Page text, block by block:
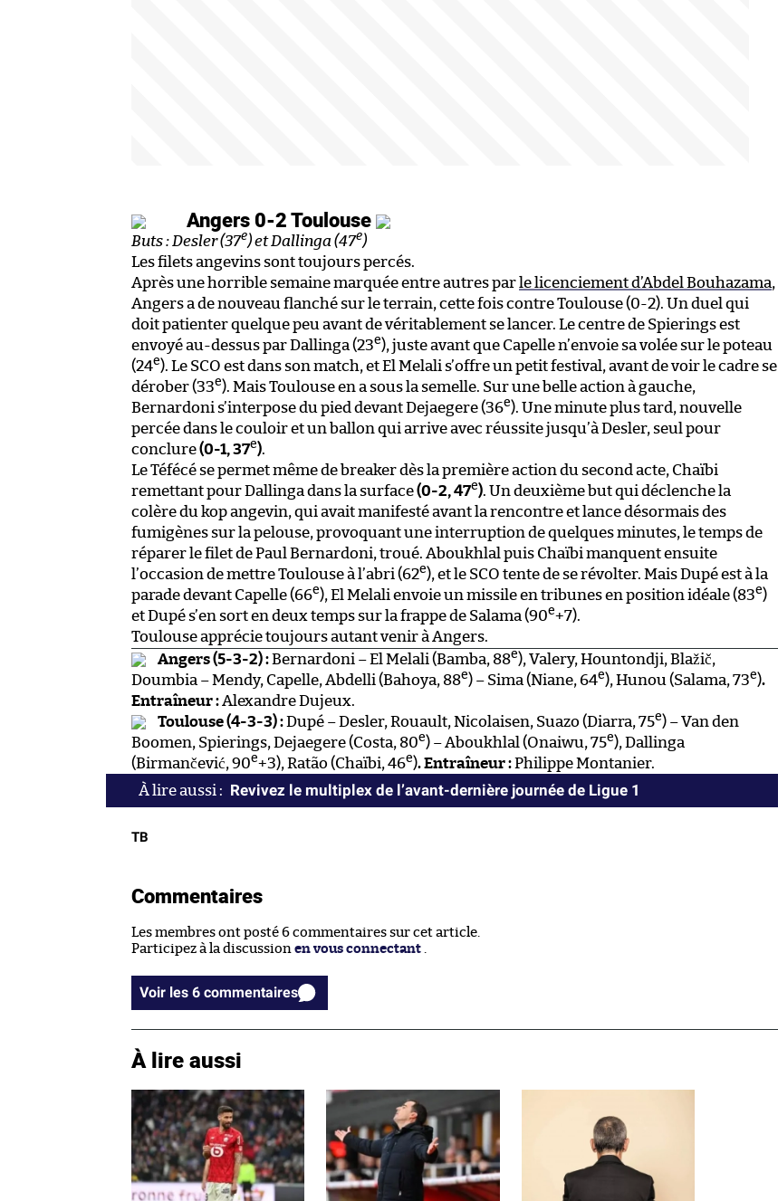
Angers 0-2 Toulouse
Buts : Desler (37e) et Dallinga (47e)
Les filets angevins sont toujours percés.
Après une horrible semaine marquée entre autres par le licenciement d’Abdel Bouhazama,
Angers a de nouveau flanché sur le terrain, cette fois contre Toulouse (0-2). Un duel qui
doit patienter quelque peu avant de véritablement se lancer. Le centre de Spierings est
envoyé au-dessus par Dallinga (23e), juste avant que Capelle n’envoie sa volée sur le poteau
(24e). Le SCO est dans son match, et El Melali s’offre un petit festival, avant de voir le cadre se
dérober (33e). Mais Toulouse en a sous la semelle. Sur une belle action à gauche,
Bernardoni s’interpose du pied devant Dejaegere (36e). Une minute plus tard, nouvelle
percée dans le couloir et un ballon qui arrive avec réussite jusqu’à Desler, seul pour
conclure(0-1, 37e).
Le Téfécé se permet même de breaker dès la première action du second acte, Chaïbi
remettant pour Dallinga dans la surface(0-2, 47e). Un deuxième but qui déclenche la
colère du kop angevin, qui avait manifesté avant la rencontre et lance désormais des
fumigènes sur la pelouse, provoquant une interruption de quelques minutes, le temps de
réparer le filet de Paul Bernardoni, troué. Aboukhlal puis Chaïbi manquent ensuite
l’occasion de mettre Toulouse à l’abri (62e), et le SCO tente de se révolter. Mais Dupé est à la
parade devant Capelle (66e), El Melali envoie un missile en tribunes en position idéale (83e)
et Dupé s’en sort en deux temps sur la frappe de Salama (90e+7).
Toulouse apprécie toujours autant venir à Angers.
Angers (5-3-2) :Bernardoni – El Melali (Bamba, 88e), Valery, Hountondji, Blažič,
Doumbia – Mendy, Capelle, Abdelli (Bahoya, 88e) – Sima (Niane, 64e), Hunou (Salama, 73e).
Entraîneur :Alexandre Dujeux.
Toulouse (4-3-3) :Dupé – Desler, Rouault, Nicolaisen, Suazo (Diarra, 75e) – Van den
Boomen, Spierings, Dejaegere (Costa, 80e) – Aboukhlal (Onaiwu, 75e), Dallinga
(Birmančević, 90e+3), Ratão (Chaïbi, 46e). Entraîneur :Philippe Montanier.
Revivez le multiplex de l’avant-dernière journée de Ligue 1
TB
Commentaires
Les membres ont posté 6 commentaires sur cet article.
Participez à la discussion en vous connectant
Voir les 6 commentaires
À lire aussi